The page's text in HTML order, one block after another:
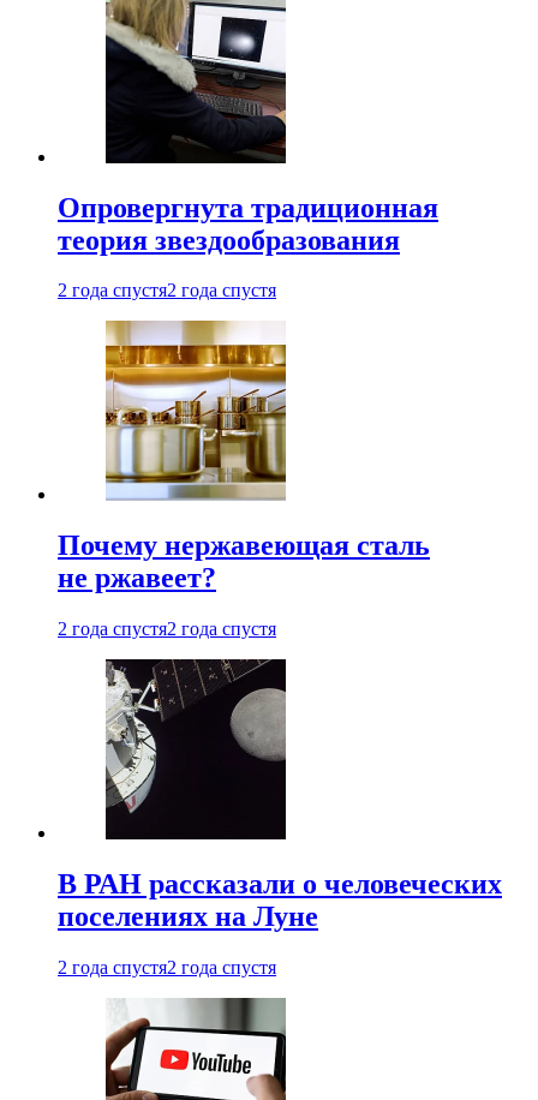
Опровергнута традиционная
теория звездообразования
2 года спустя2 года спустя
Почему нержавеющая сталь
не ржавеет?
2 года спустя2 года спустя
В РАН рассказали о человеческих
поселениях на Луне
2 года спустя2 года спустя